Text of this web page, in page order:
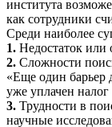
института
как сотрудники
Среди наиболее
1. Недостаток или
2. Сложности
«Еще один барьер
уже уплачен
3. Трудности в
научные